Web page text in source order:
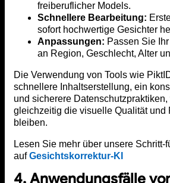
freiberuflicher Models.
Schnellere Bearbeitung:
sofort hochwertige Gesichter
Anpassungen: Passen Sie
an Region, Geschlecht, Alter
Die Verwendung von Tools wie
schnellere Inhaltserstellung, ein
und sicherere Datenschutzpraktiken,
gleichzeitig die visuelle Qualität und
bleiben.
Lesen Sie mehr über unsere Schritt-
aufGesichtskorrektur-KI
4. Anwendungsfälle